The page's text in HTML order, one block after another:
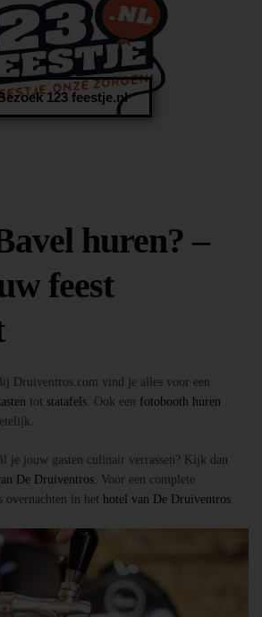
123 feestje.nl
huren? –
feest
Druiventros.com vind je alles voor een
tot statafels. Ook een fotobooth huren
je jouw gasten culinair verrassen? Kijk dan
De Druiventros. Voor een complete
overnachten in het hotel van De Druiventros.